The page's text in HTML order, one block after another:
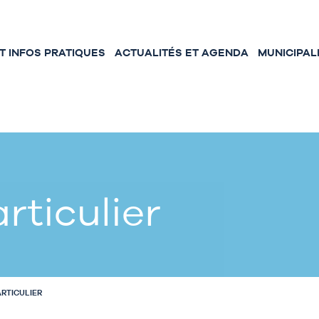
INFOS PRATIQUES ACTUALITÉS ET AGENDA